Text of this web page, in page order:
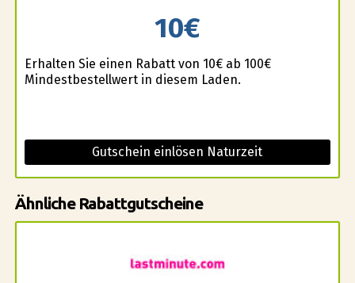
10€
Erhalten Sie einen Rabatt von 10€ ab 100€
Mindestbestellwert in diesem Laden.
Gutschein einlösen Naturzeit
Ähnliche Rabattgutscheine